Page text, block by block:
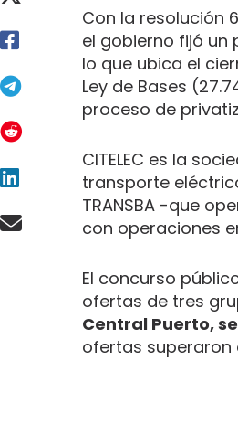
Con la resolución
el gobierno fijó un
lo que ubica el
Ley de Bases
proceso de
CITELEC es la
transporte
TRANSBA -que
con operaciones
El concurso
ofertas de tres
Central Puerto,
ofertas superaron